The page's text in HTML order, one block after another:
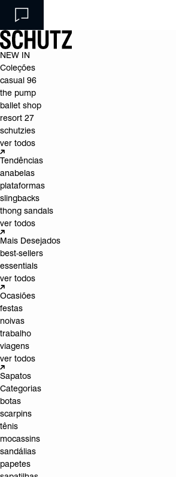
NEW IN
Coleções
casual 96
the pump
ballet shop
resort 27
schutzies
ver todos
Tendências
anabelas
plataformas
slingbacks
thong sandals
ver todos
Mais Desejados
best-sellers
essentials
ver todos
Ocasiões
festas
noivas
trabalho
viagens
ver todos
Sapatos
Categorias
botas
scarpins
tênis
mocassins
sandálias
papetes